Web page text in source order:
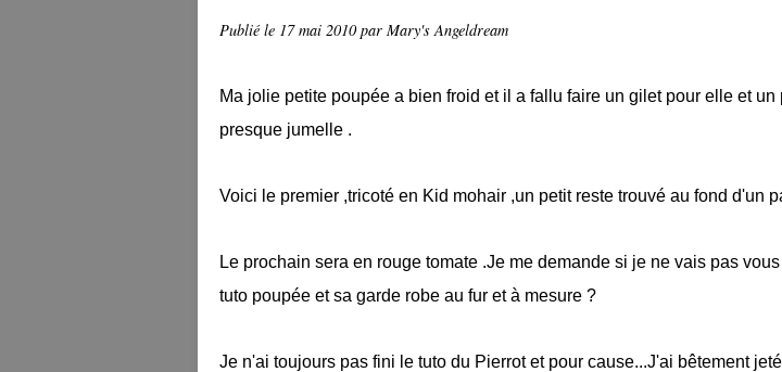
Publié le 17 mai 2010par Mary's Angeldream
Ma jolie petite poupée a bien froid et il a fallu faire un gilet pour elle et un
presque jumelle .
Voici le premier ,tricoté en Kid mohair ,un petit reste trouvé au fond d'un
Le prochain sera en rouge tomate .Je me demande si je ne vais pas
tuto poupée et sa garde robe au fur et à mesure ?
Je n'ai toujours pas fini le tuto du Pierrot et pour cause...J'ai bêtement